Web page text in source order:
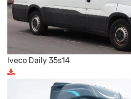
Iveco Daily 35s14